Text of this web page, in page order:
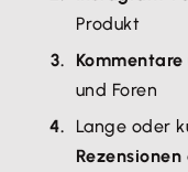
Produkt
und Foren
Lange oder
Rezensionen